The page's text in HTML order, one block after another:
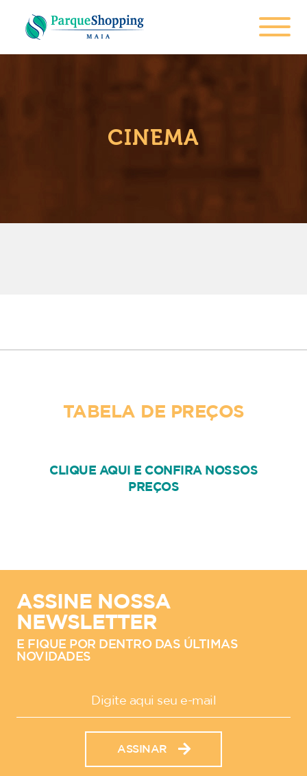
CINEMA
TABELA DE PREÇOS
CLIQUE AQUI E CONFIRA NOSSOS
PREÇOS
ASSINE NOSSA
NEWSLETTER
E FIQUE POR DENTRO DAS ÚLTIMAS
NOVIDADES
ASSINAR